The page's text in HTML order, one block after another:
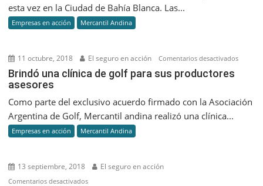
corporativo
en
esta vez en la Ciudad de Bahía Blanca. Las...
Empresas en acción Mercantil Andina
11 octubre, 2018 El seguro en acción Comentarios desactivadosen
Brindó una clínica de golf para sus productores
asesores
Como parte del exclusivo acuerdo firmado con la Asociación
Argentina de Golf, Mercantil andina realizó una clínica...
Empresas en acción Mercantil Andina
13 septiembre, 2018 El seguro en acción
Comentarios desactivadosen